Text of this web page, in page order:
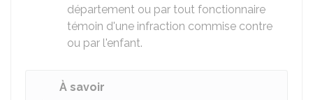
département ou par tout fonctionnaire
témoin d'une infraction commise contre
ou par l'enfant.
À savoir